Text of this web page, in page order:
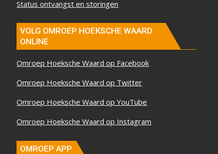
Status ontvangst en storingen
VOLG OMROEP HOEKSCHE WAARD
ONLINE
Omroep Hoeksche Waard op Facebook
Omroep Hoeksche Waard op Twitter
Omroep Hoeksche Waard op YouTube
Omroep Hoeksche Waard op Instagram
OMROEP APP